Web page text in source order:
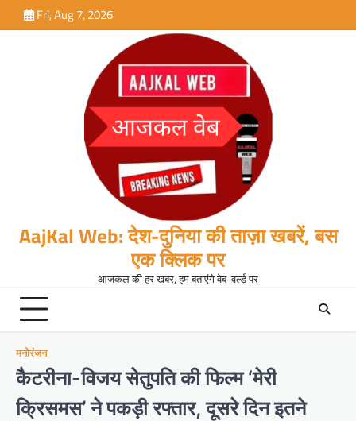
to
Fri, Aug 7, 2026
AajKal Web: देश-दुनिया की ताज़ा खबरें, बस
एक क्लिक पर
आजकल की हर खबर, हम बताएंगे वेब-वर्ल्ड पर
मनोरंजन
कैटरीना-विजय सेतुपति की फिल्म ‘मेरी
क्रिसमस’ ने पकड़ी रफ्तार, दूसरे दिन इतने